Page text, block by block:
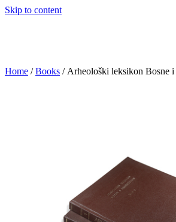
Skip to content
Home /Books / Arheološki leksikon Bosne